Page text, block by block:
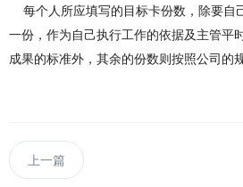
每个人所应填写的目标卡份数，除要自
一份，作为自己执行工作的依据及主管平
成果的标准外，其余的份数则按照公司的
上一篇